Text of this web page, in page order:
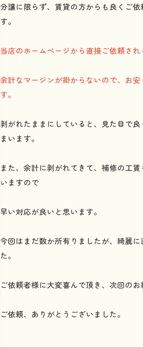
分譲に限らず、賃貸の方からも良くご依
す。
当店のホームページから直接ご依頼さ
余計なマージンが掛からないので、お
す。
剥がれたままにしていると、見た目で
まいます。
また、余計に剥がれてきて、補修の工
いますので
早い対応が良いと思います。
今回はまだ数か所有りましたが、綺麗に
た。
ご依頼者様に大変喜んで頂き、次回のお
ご依頼、ありがとうございました。